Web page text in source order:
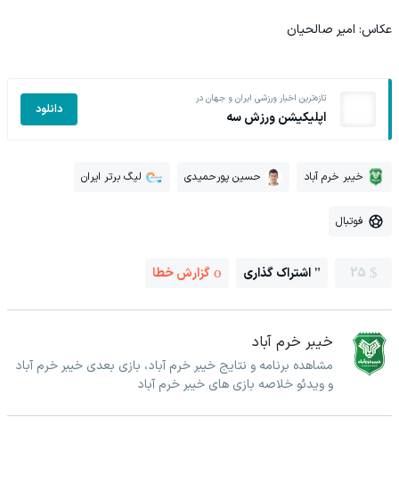
عکاس: امیر صالحیان
تازه‌ترین اخبار ورزشی ایران و جهان در
اپلیکیشن ورزش سه دانلود
خیبر خرم آباد حسین پورحمیدی لیگ برتر ایران
فوتبال
25 اشتراک گذاری گزارش خطا
خیبر خرم آباد
مشاهده برنامه و نتایج خیبر خرم آباد، بازی بعدی خیبر خرم آباد
و ویدئو خلاصه بازی های خیبر خرم آباد